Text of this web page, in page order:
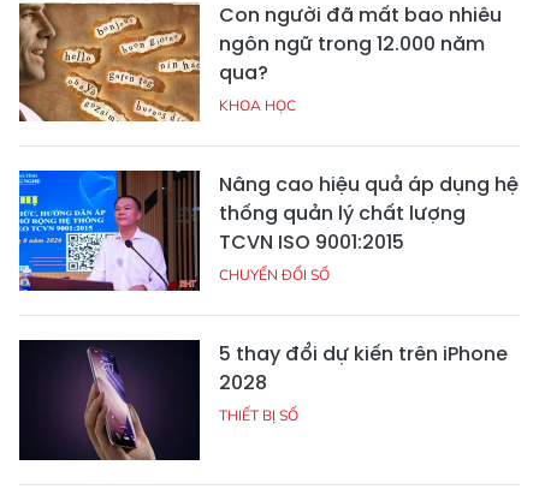
Con người đã mất bao nhiêu
ngôn ngữ trong 12.000 năm
qua?
KHOA HỌC
Nâng cao hiệu quả áp dụng hệ
thống quản lý chất lượng
TCVN ISO 9001:2015
CHUYỂN ĐỔI SỐ
5 thay đổi dự kiến trên iPhone
2028
THIẾT BỊ SỐ